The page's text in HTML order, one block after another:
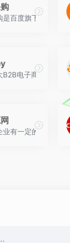
是百度旗下的B2B
B2B电子商务平台
业有一定的网络海外